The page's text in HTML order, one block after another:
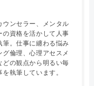
ウンセラー、メンタル
の資格を活かして人事
筆。仕事に纏わる悩み
倫理、心理アセスメ
どの観点から明るい毎
執筆しています。